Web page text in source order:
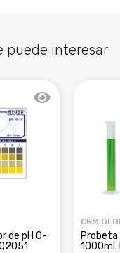
puede interesar
de pH 0-
CRM
Probeta
1000ml.